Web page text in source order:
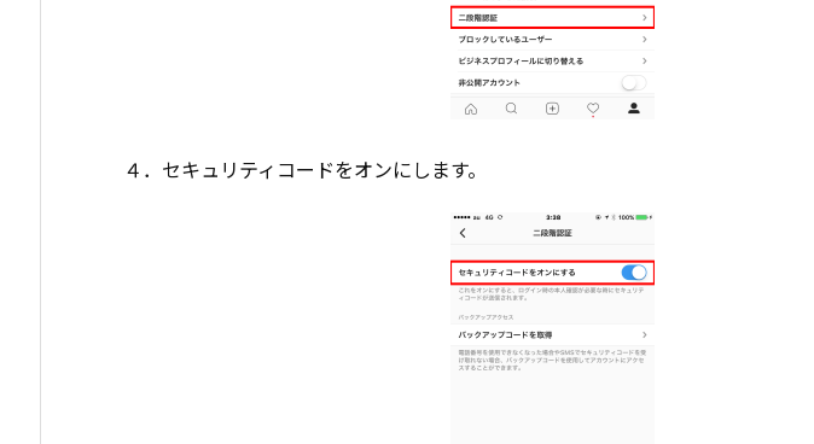
４．セキュリティコードをオンにします。